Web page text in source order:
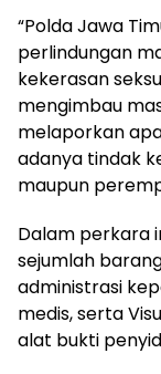
“Polda Jawa
perlindungan
kekerasan
mengimbau
melaporkan
adanya tindak
maupun
Dalam perkara
sejumlah
administrasi
medis, serta
alat bukti